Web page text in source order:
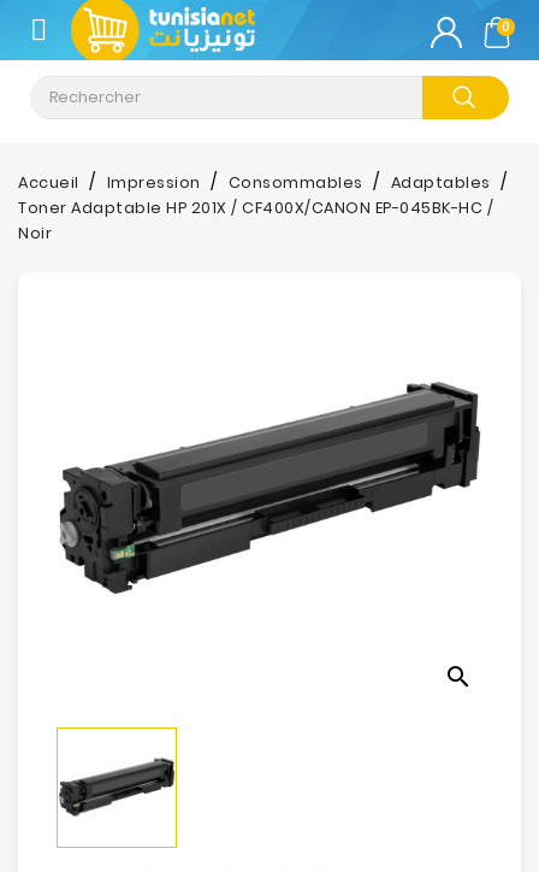
CATÉGORIE
Climatisation
Informatique
Téléphonie
Son-
Photos
Electroménager
Sécurité
Mobilités
Loisirs
0
Accueil Impression Consommables
Adaptables
Toner Adaptable HP 201X / CF400X/CANON EP-045BK-HC /
Noir
search